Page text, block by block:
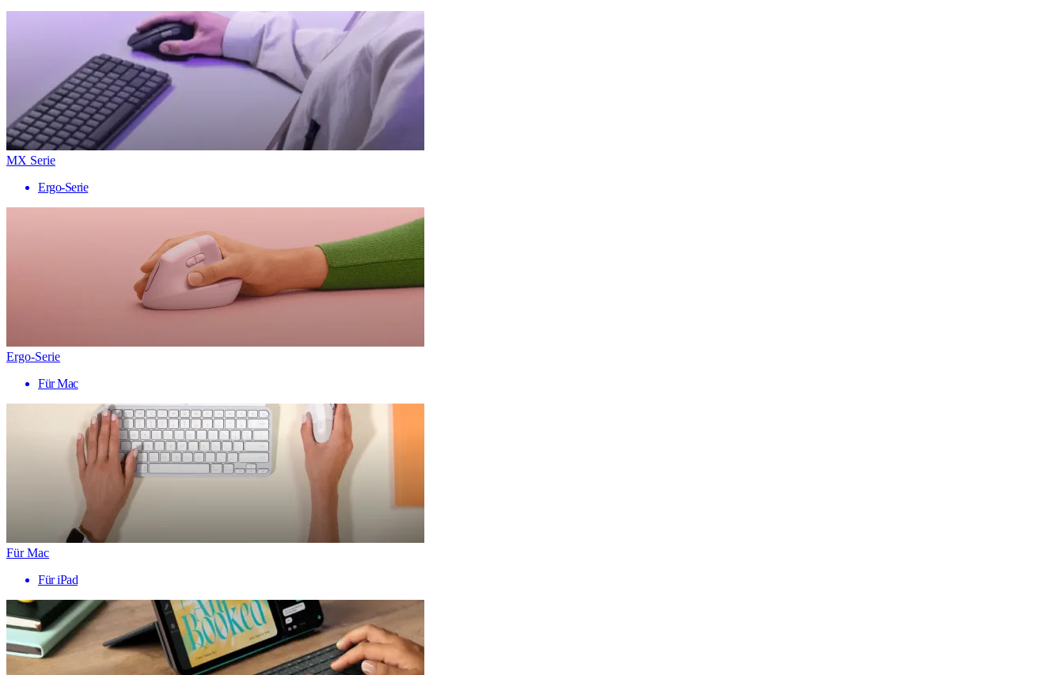
MX Serie
Ergo-Serie
Ergo-Serie
Für Mac
Für Mac
Für iPad